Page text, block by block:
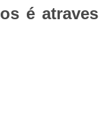
é atraves